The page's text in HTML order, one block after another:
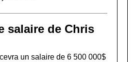
salaire de Chris
un salaire de 6 500 000$